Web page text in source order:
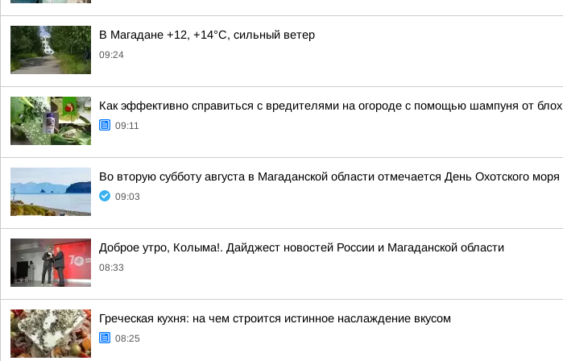
В Магадане +12, +14°C, сильный ветер
09:24
Как эффективно справиться с вредителями на огороде с помощью шампуня от блох
09:11
Во вторую субботу августа в Магаданской области отмечается День Охотского моря
09:03
Доброе утро, Колыма!. Дайджест новостей России и Магаданской области
08:33
Греческая кухня: на чем строится истинное наслаждение вкусом
08:25